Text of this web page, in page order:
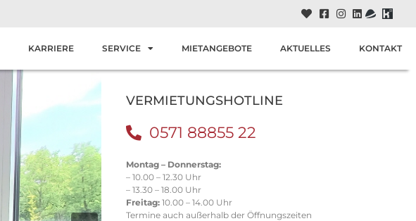
KARRIERE SERVICE MIETANGEBOTE AKTUELLES KONTAKT
VERMIETUNGSHOTLINE
0571 88855 22
Montag – Donnerstag:
– 10.00 – 12.30 Uhr
– 13.30 – 18.00 Uhr
Freitag: 10.00 – 14.00 Uhr
Termine auch außerhalb der Öffnungszeiten